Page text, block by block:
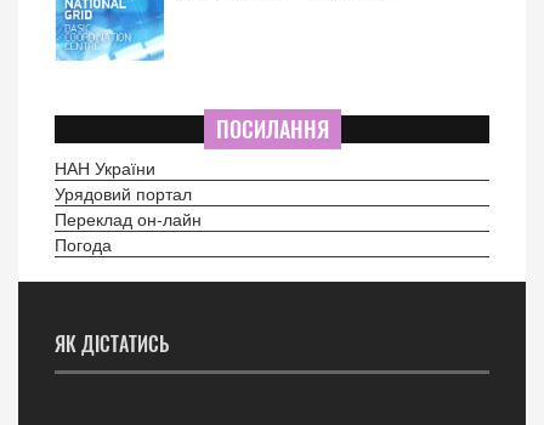
ПОСИЛАННЯ
НАН України
Урядовий портал
Переклад он-лайн
Погода
ЯК ДІСТАТИСЬ